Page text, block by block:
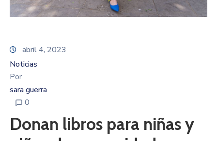
abril 4, 2023
Noticias
Por
sara guerra
0
Donan libros para niñas y